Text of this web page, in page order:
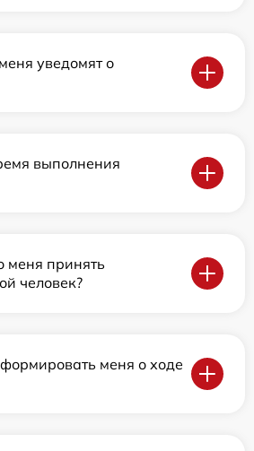
уведомят о
выполнения
меня принять
человек?
меня о ходе